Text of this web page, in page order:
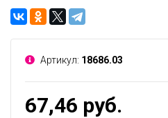
Артикул: 18686.03
67,46 руб.